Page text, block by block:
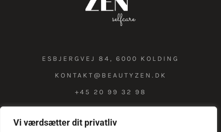
Vi værdsætter dit privatliv
ESBJERGVEJ 84, 6000 KOLDING
KONTAKT@BEAUTYZEN.DK
+45 20 99 32 98
COOKIE & PRIVATLIVSPOLITIK